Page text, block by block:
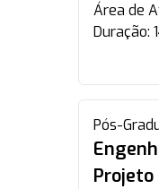
Área de
Duração:
Pós-
Projeto